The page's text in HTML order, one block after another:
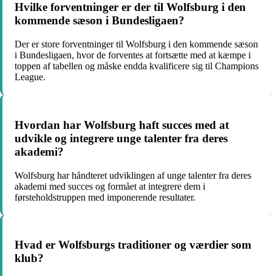
Hvilke forventninger er der til Wolfsburg i den
kommende sæson i Bundesligaen?
Der er store forventninger til Wolfsburg i den kommende sæson
i Bundesligaen, hvor de forventes at fortsætte med at kæmpe i
toppen af tabellen og måske endda kvalificere sig til Champions
League.
Hvordan har Wolfsburg haft succes med at
udvikle og integrere unge talenter fra deres
akademi?
Wolfsburg har håndteret udviklingen af unge talenter fra deres
akademi med succes og formået at integrere dem i
førsteholdstruppen med imponerende resultater.
Hvad er Wolfsburgs traditioner og værdier som
klub?